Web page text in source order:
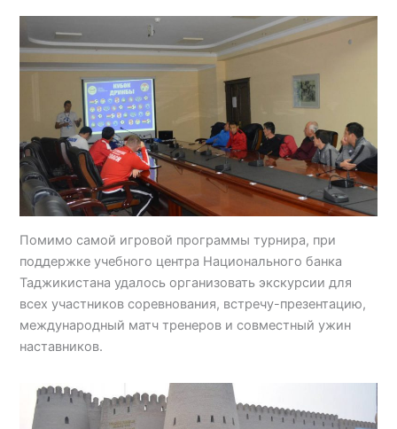
Помимо самой игровой программы турнира, при
поддержке учебного центра Национального банка
Таджикистана удалось организовать экскурсии для
всех участников соревнования, встречу-презентацию,
международный матч тренеров и совместный ужин
наставников.